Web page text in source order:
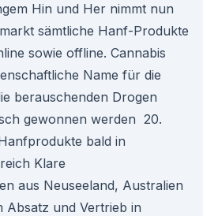
Hin und Her nimmt nun
sämtliche Hanf-Produkte
sowie offline. Cannabis
Name für die
berauschenden Drogen
gewonnen werden 20.
bald in
Klare
aus Neuseeland, Australien
Absatz und Vertrieb in